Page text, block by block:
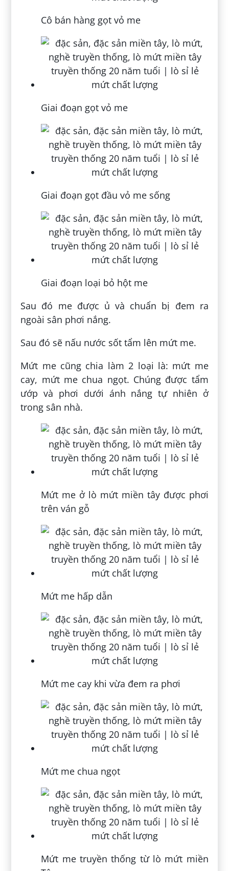
Cô bán hàng gọt vỏ me
Giai đoạn gọt vỏ me
Giai đoạn gọt đầu vỏ me sống
Giai đoạn loại bỏ hột me
Sau đó me được ủ và chuẩn bị đem ra
ngoài sân phơi nắng.
Sau đó sẽ nấu nước sốt tẩm lên mứt me.
Mứt me cũng chia làm 2 loại là: mứt me
cay, mứt me chua ngọt. Chúng được tẩm
ướp và phơi dưới ánh nắng tự nhiên ở
trong sân nhà.
Mứt me ở lò mứt miền tây được phơi
trên ván gỗ
Mứt me hấp dẫn
Mứt me cay khi vừa đem ra phơi
Mứt me chua ngọt
Mứt me truyền thống từ lò mứt miền